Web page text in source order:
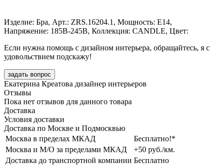
Изделие: Бра, Арт.: ZRS.16204.1, Мощность: E14,
Напряжение: 185В-245В, Коллекция: CANDLE, Цвет:
Если нужна помощь с дизайном интерьера, обращайтесь, я с
удовольствием подскажу!
задать вопрос
Екатерина Креатова дизайнер интерьеров
Отзывы
Пока нет отзывов для данного товара
Доставка
Условия доставки
Доставка по Москве и Подмосквью
Москва в пределах МКАД
Бесплатно!*
Москва и М/О за пределами МКАД
+50 руб./км.
Доставка до транспортной компании Бесплатно